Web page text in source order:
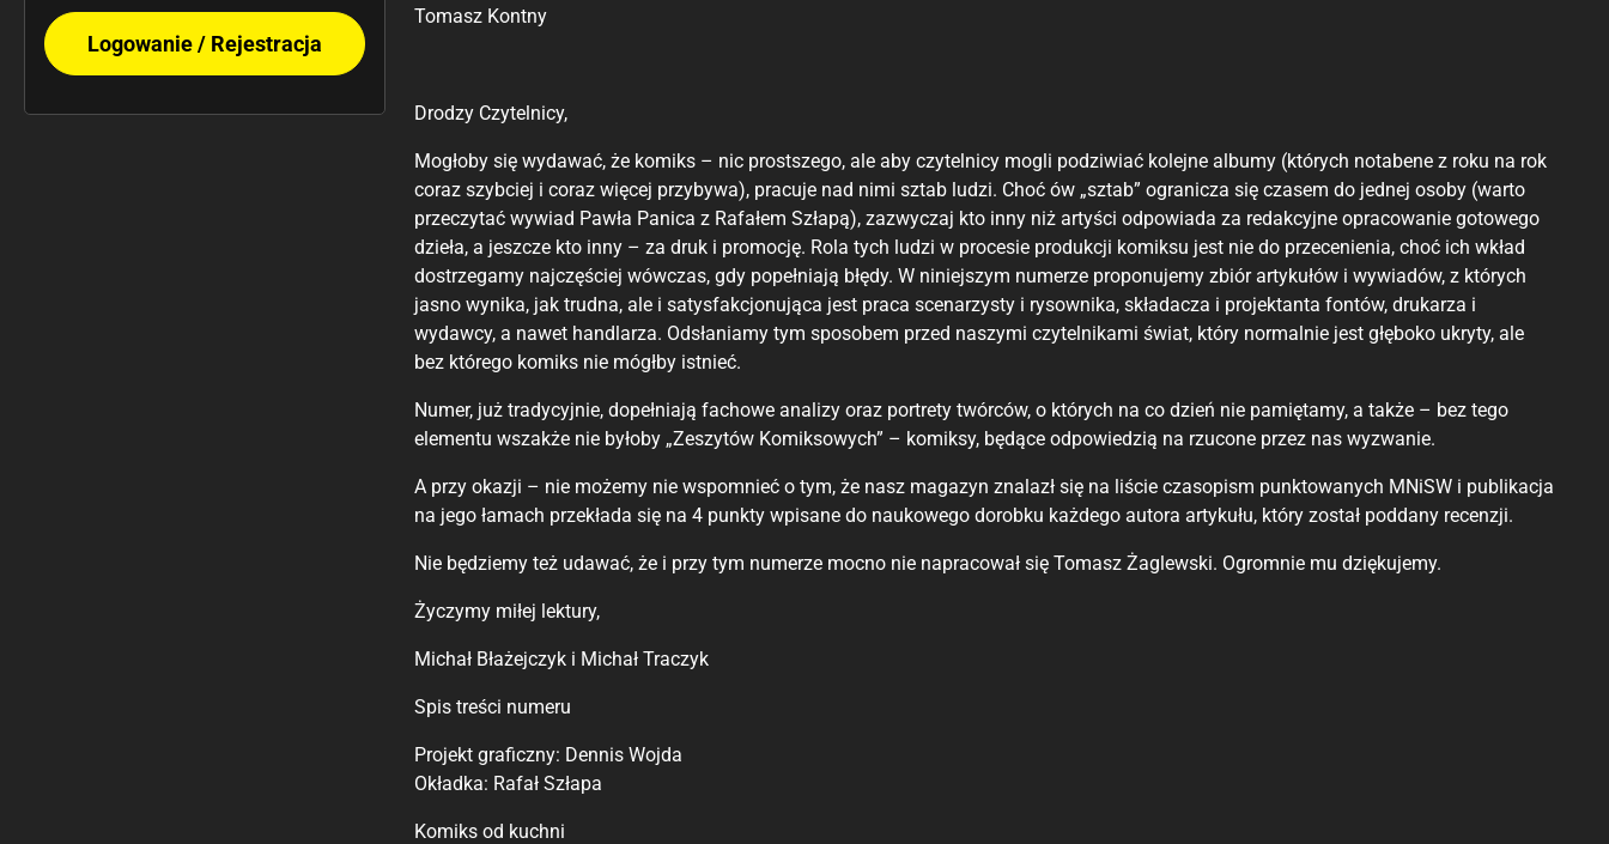
Logowanie / Rejestracja
Tomasz Kontny
Drodzy Czytelnicy,
Mogłoby się wydawać, że komiks – nic prostszego, ale aby czytelnicy mogli podziwiać kolejne albumy (których notabene z roku na rok
coraz szybciej i coraz więcej przybywa), pracuje nad nimi sztab ludzi. Choć ów „sztab” ogranicza się czasem do jednej osoby (warto
przeczytać wywiad Pawła Panica z Rafałem Szłapą), zazwyczaj kto inny niż artyści odpowiada za redakcyjne opracowanie gotowego
dzieła, a jeszcze kto inny – za druk i promocję. Rola tych ludzi w procesie produkcji komiksu jest nie do przecenienia, choć ich wkład
dostrzegamy najczęściej wówczas, gdy popełniają błędy. W niniejszym numerze proponujemy zbiór artykułów i wywiadów, z których
jasno wynika, jak trudna, ale i satysfakcjonująca jest praca scenarzysty i rysownika, składacza i projektanta fontów, drukarza i
wydawcy, a nawet handlarza. Odsłaniamy tym sposobem przed naszymi czytelnikami świat, który normalnie jest głęboko ukryty, ale
bez którego komiks nie mógłby istnieć.
Numer, już tradycyjnie, dopełniają fachowe analizy oraz portrety twórców, o których na co dzień nie pamiętamy, a także – bez tego
elementu wszakże nie byłoby „Zeszytów Komiksowych” – komiksy, będące odpowiedzią na rzucone przez nas wyzwanie.
A przy okazji – nie możemy nie wspomnieć o tym, że nasz magazyn znalazł się na liście czasopism punktowanych MNiSW i publikacja
na jego łamach przekłada się na 4 punkty wpisane do naukowego dorobku każdego autora artykułu, który został poddany recenzji.
Nie będziemy też udawać, że i przy tym numerze mocno nie napracował się Tomasz Żaglewski. Ogromnie mu dziękujemy.
Życzymy miłej lektury,
Michał Błażejczyk i Michał Traczyk
Spis treści numeru
Projekt graficzny: Dennis Wojda
Okładka: Rafał Szłapa
Komiks od kuchni